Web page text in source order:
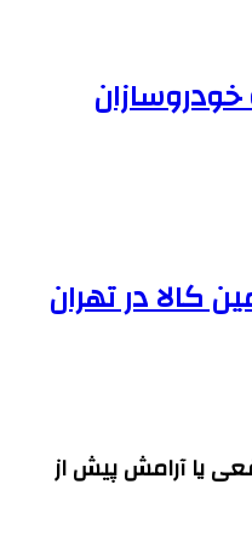
خودروسازان
کالا در تهران
یا آرامش پیش از